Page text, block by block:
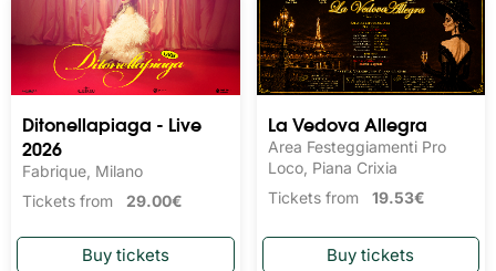
Ditonellapiaga - Live
2026
Fabrique, Milano
Tickets from 29.00€
La Vedova Allegra
Area Festeggiamenti Pro
Loco, Piana Crixia
Tickets from 19.53€